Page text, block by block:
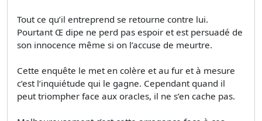
Tout ce qu’il entreprend se retourne contre lui.
Pourtant Œ dipe ne perd pas espoir et est persuadé de
son innocence même si on l’accuse de meurtre.
Cette enquête le met en colère et au fur et à mesure
c’est l’inquiétude qui le gagne. Cependant quand il
peut triompher face aux oracles, il ne s’en cache pas.